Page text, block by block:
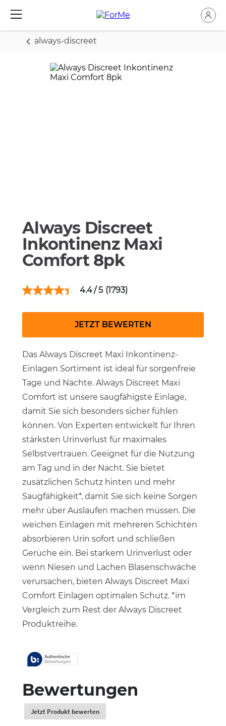
always-discreet
Always Discreet
Inkontinenz Maxi
Comfort 8pk
4.4 (1793)
JETZT BEWERTEN
Das Always Discreet Maxi Inkontinenz-
Einlagen Sortiment ist ideal für sorgenfreie
Tage und Nächte. Always Discreet Maxi
Comfort ist unsere saugfähigste Einlage,
damit Sie sich besonders sicher fühlen
können. Von Experten entwickelt für Ihren
stärksten Urinverlust für maximales
Selbstvertrauen. Geeignet für die Nutzung
am Tag und in der Nacht. Sie bietet
zusätzlichen Schutz hinten und mehr
Saugfähigkeit*, damit Sie sich keine Sorgen
mehr über Auslaufen machen müssen. Die
weichen Einlagen mit mehreren Schichten
absorbieren Urin sofort und schließen
Gerüche ein. Bei starkem Urinverlust oder
wenn Niesen und Lachen Blasenschwäche
verursachen, bieten Always Discreet Maxi
Comfort Einlagen optimalen Schutz. *im
Vergleich zum Rest der Always Discreet
Produktreihe.
Bewertungen
Jetzt Produkt bewerten.
Dadurch